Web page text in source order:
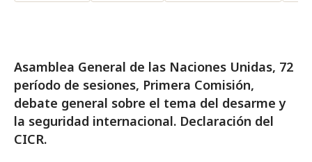
Asamblea General de las Naciones Unidas, 72
período de sesiones, Primera Comisión,
debate general sobre el tema del desarme y
la seguridad internacional. Declaración del
CICR.